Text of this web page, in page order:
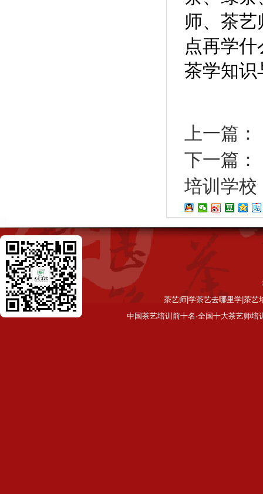
师、茶
点再学
茶学知识
上一篇：
下一篇：
培训学校
茶艺师|学茶艺去哪里学|茶艺
中国茶艺培训前十名·全国十大茶艺师培